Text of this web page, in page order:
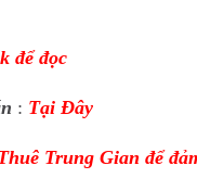
để đọc
: Tại Đây
Trung Gian để